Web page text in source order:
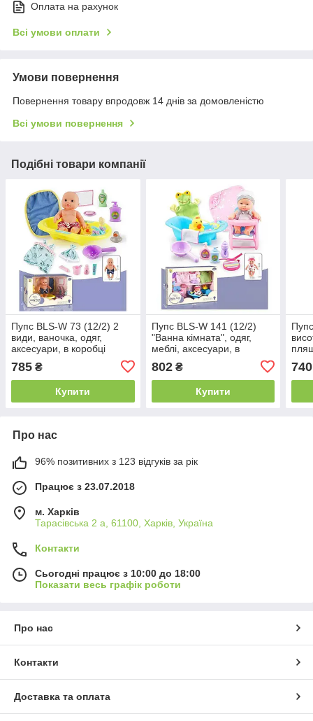
Оплата на рахунок
Всі умови оплати
Умови повернення
Повернення товару впродовж 14 днів за домовленістю
Всі умови повернення
Подібні товари компанії
Пупс BLS-W 73 (12/2) 2
види, ваночка, одяг,
аксесуари, в коробці
785 ₴
Купити
Пупс BLS-W 141 (12/2)
"Ванна кімната", одяг,
меблі, аксесуари, в
802₴
Купити
740
Про нас
96% позитивних з 123 відгуків за рік
Працює з 23.07.2018
м. Харків
Тарасівська 2 а, 61100, Харків, Україна
Контакти
Сьогодні працює з 10:00 до 18:00
Показати весь графік роботи
Про нас
Контакти
Доставка та оплата